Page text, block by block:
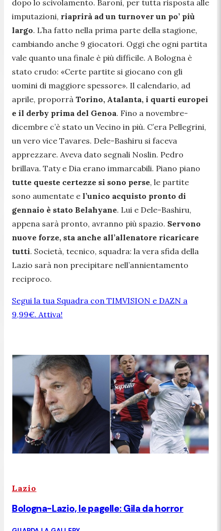
dopo lo scivolamento. Baroni, per tutta risposta alle
imputazioni, riaprirà ad un turnover un po’ più
largo. L’ha fatto nella prima parte della stagione,
cambiando anche 9 giocatori. Oggi che ogni partita
vale quanto una finale è più difficile. A Bologna è
stato crudo: «Certe partite si giocano con gli
uomini di maggiore spessore». Il calendario, ad
aprile, proporrà Torino, Atalanta, i quarti europei
e il derby prima del Genoa. Fino a novembre-
dicembre c’è stato un Vecino in più. C’era Pellegrini,
un vero vice Tavares. Dele-Bashiru si faceva
apprezzare. Aveva dato segnali Noslin. Pedro
brillava. Taty e Dia erano immarcabili. Piano piano
tutte queste certezze si sono perse, le partite
sono aumentate e l’unico acquisto pronto di
gennaio è stato Belahyane. Lui e Dele-Bashiru,
appena sarà pronto, avranno più spazio. Servono
nuove forze, sta anche all’allenatore ricaricare
tutti. Società, tecnico, squadra: la vera sfida della
Lazio sarà non precipitare nell’annientamento
reciproco.
Segui la tua Squadra con TIMVISION e DAZN a
9,99€. Attiva!
Lazio
Bologna-Lazio, le pagelle: Gila da horror